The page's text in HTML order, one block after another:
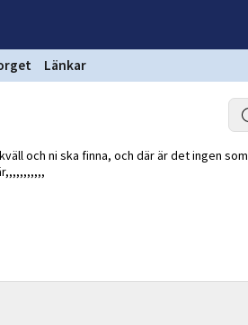
Länkar
och ni ska finna, och där är det ingen som